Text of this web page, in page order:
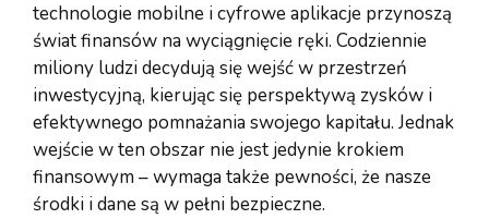
technologie mobilne i cyfrowe aplikacje przynoszą
świat finansów na wyciągnięcie ręki. Codziennie
miliony ludzi decydują się wejść w przestrzeń
inwestycyjną, kierując się perspektywą zysków i
efektywnego pomnażania swojego kapitału. Jednak
wejście w ten obszar nie jest jedynie krokiem
finansowym – wymaga także pewności, że nasze
środki i dane są w pełni bezpieczne.